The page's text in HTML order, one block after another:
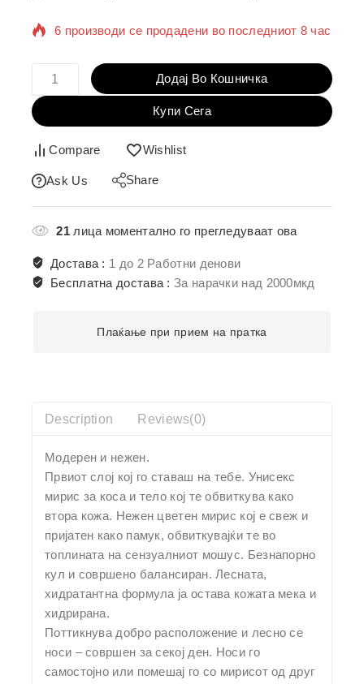
6 производи се продадени во последниот 8 час
во кошничка
Додај Во Кошничка
Купи Сега
Compare Wishlist
Ask Us Share
21лица моментално го прегледуваат ова
Достава : 1 до 2 Работни денови
Бесплатна достава :За нарачки над 2000мкд
Плаќање при прием на пратка
Description Reviews(0)
Модерен и нежен.
Првиот слој кој го ставаш на тебе. Унисекс
мирис за коса и тело кој те обвиткува како
втора кожа. Нежен цветен мирис кој е свеж и
пријатен како памук, обвиткувајќи те во
топлината на сензуалниот мошус. Безнапорно
кул и совршено балансиран. Лесната,
хидратантна формула ја остава кожата мека и
хидрирана.
Поттикнува добро расположение и лесно се
носи – совршен за секој ден. Носи го
самостојно или помешај го со мирисот од друг